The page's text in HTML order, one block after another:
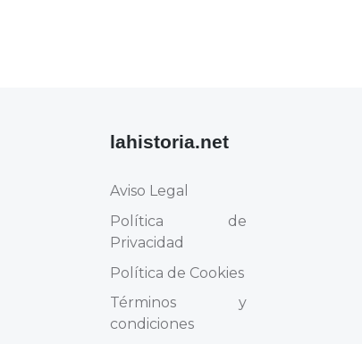
lahistoria.net
Aviso Legal
Política de
Privacidad
Política de Cookies
Términos y
condiciones